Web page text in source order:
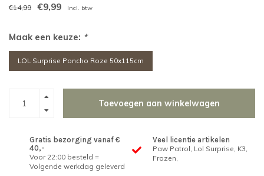
€14,99 €9,99 Incl. btw
Maak een keuze: *
LOL Surprise Poncho Roze 50x115cm
Toevoegen aan winkelwagen
Gratis bezorging vanaf €
40,-
Voor 22:00 besteld =
Volgende werkdag geleverd
Veel licentie artikelen
Paw Patrol, Lol Surprise, K3,
Frozen,